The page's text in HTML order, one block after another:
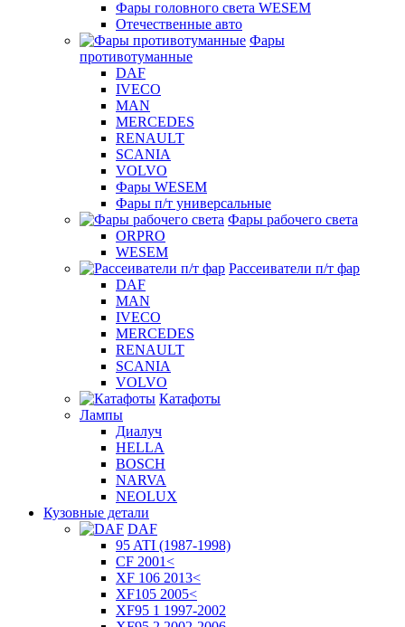
Фары головного света WESEM
Отечественные авто
Фары
противотуманные
DAF
IVECO
MAN
MERCEDES
RENAULT
SCANIA
VOLVO
Фары WESEM
Фары п/т универсальные
Фары рабочего света
ORPRO
WESEM
Рассеиватели п/т фар
DAF
MAN
IVECO
MERCEDES
RENAULT
SCANIA
VOLVO
Катафоты
Лампы
Диалуч
HELLA
BOSCH
NARVA
NEOLUX
Кузовные детали
DAF
95 ATI (1987-1998)
CF 2001<
XF 106 2013<
XF105 2005<
XF95 1 1997-2002